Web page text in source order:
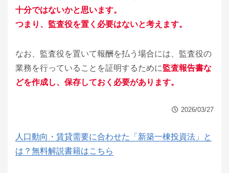
十分ではないかと思います。
つまり、監査役を置く必要はないと考えます。
なお、監査役を置いて報酬を払う場合には、監査役の
業務を行っていることを証明するために監査報告書な
どを作成し、保存しておく必要があります。
2026/03/27
人口動向・賃貸需要に合わせた「新築一棟投資法」と
は？無料解説書籍はこちら